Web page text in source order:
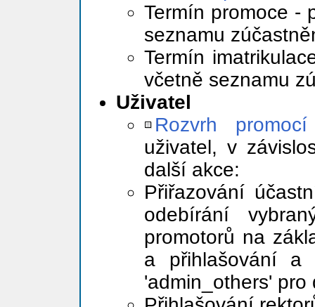
Termín promoce -
seznamu
Termín
včetně seznamu
Uživatel
Rozvrh promocí
uživatel, v
další akce:
Přiřazování
odebírání
promotorů na
a přihlašování a
'admin_others'